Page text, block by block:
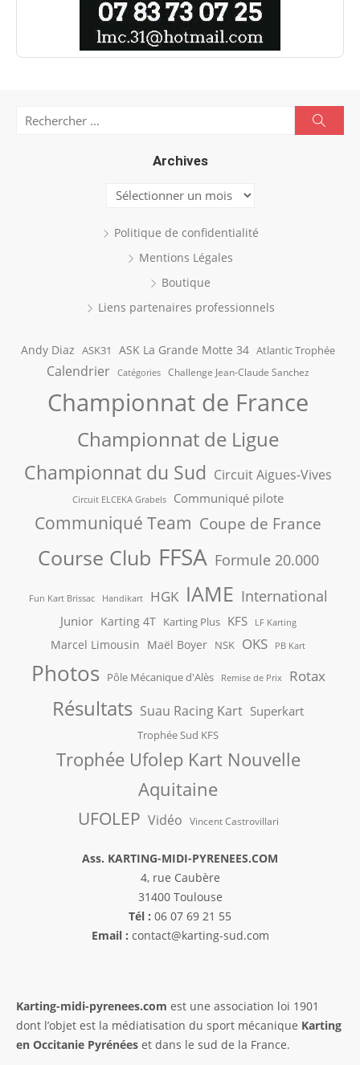
Archives
Archives
Politique de confidentialité
Mentions Légales
Boutique
Liens partenaires professionnels
Andy Diaz ASK31 ASK La Grande Motte 34 Atlantic Trophée
Calendrier Catégories Challenge Jean-Claude Sanchez
Championnat de France
Championnat de Ligue
Championnat du Sud Circuit Aigues-Vives
Circuit ELCEKA Grabels Communiqué pilote
Communiqué Team Coupe de France
Course Club FFSA Formule 20.000
Fun Kart Brissac Handikart HGK IAME International
Junior Karting 4T Karting Plus KFS LF Karting
Marcel Limousin Maël Boyer NSK OKS PB Kart
Photos Pôle Mécanique d'Alès Remise de Prix Rotax
Résultats Suau Racing Kart Superkart
Trophée Sud KFS
Trophée Ufolep Kart Nouvelle
Aquitaine
UFOLEP Vidéo Vincent Castrovillari
Ass. KARTING-MIDI-PYRENEES.COM
4, rue Caubère
31400 Toulouse
Tél : 06 07 69 21 55
Email : contact@karting-sud.com
Karting-midi-pyrenees.com est une association loi 1901
dont l’objet est la médiatisation du sport mécanique Karting
en Occitanie Pyrénées et dans le sud de la France.